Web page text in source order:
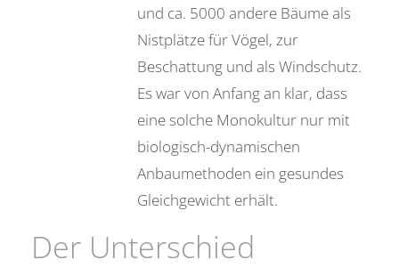
und ca. 5000 andere Bäume als
Nistplätze für Vögel, zur
Beschattung und als Windschutz.
Es war von Anfang an klar, dass
eine solche Monokultur nur mit
biologisch-dynamischen
Anbaumethoden ein gesundes
Gleichgewicht erhält.
Der Unterschied